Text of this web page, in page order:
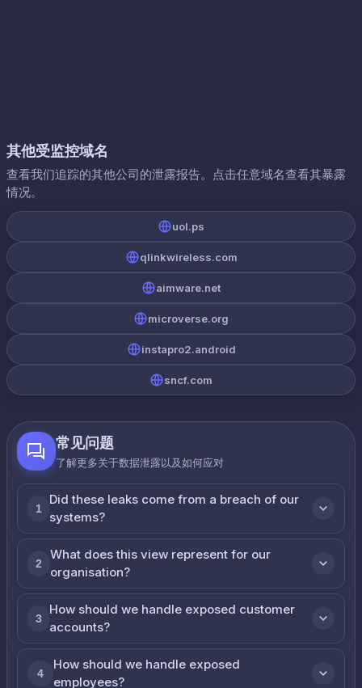
其他受监控域名
查看我们追踪的其他公司的泄露报告。点击任意域名查看其暴露
情况。
uol.ps
qlinkwireless.com
aimware.net
microverse.org
instapro2.android
sncf.com
常见问题
了解更多关于数据泄露以及如何应对
1
Did these leaks come from a breach of our
systems?
2
What does this view represent for our
organisation?
3
How should we handle exposed customer
accounts?
4
How should we handle exposed
employees?